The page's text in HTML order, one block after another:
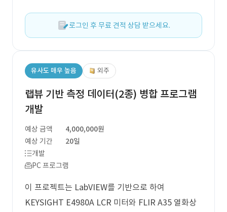
로그인 후 무료 견적 상담 받으세요.
유사도 매우 높음 외주
랩뷰 기반 측정 데이터(2종) 병합 프로그램
개발
예상 금액
4,000,000원
예상 기간
20일
개발
PC 프로그램
이 프로젝트는 LabVIEW를 기반으로 하여
KEYSIGHT E4980A LCR 미터와 FLIR A35 열화상